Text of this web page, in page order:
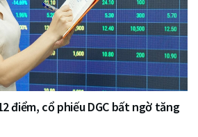
điểm, cổ phiếu DGC bất ngờ tăng